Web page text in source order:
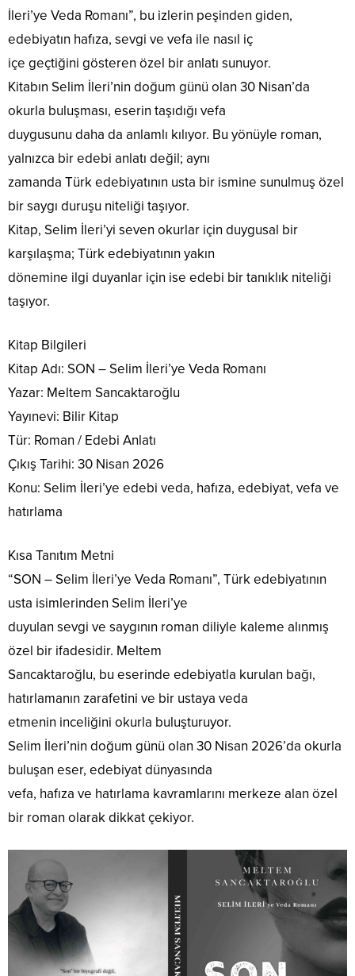
İleri’ye Veda Romanı”, bu izlerin peşinden giden,
edebiyatın hafıza, sevgi ve vefa ile nasıl iç
içe geçtiğini gösteren özel bir anlatı sunuyor.
Kitabın Selim İleri’nin doğum günü olan 30 Nisan’da
okurla buluşması, eserin taşıdığı vefa
duygusunu daha da anlamlı kılıyor. Bu yönüyle roman,
yalnızca bir edebi anlatı değil; aynı
zamanda Türk edebiyatının usta bir ismine sunulmuş özel
bir saygı duruşu niteliği taşıyor.
Kitap, Selim İleri’yi seven okurlar için duygusal bir
karşılaşma; Türk edebiyatının yakın
dönemine ilgi duyanlar için ise edebi bir tanıklık niteliği
taşıyor.
Kitap Bilgileri
Kitap Adı: SON – Selim İleri’ye Veda Romanı
Yazar: Meltem Sancaktaroğlu
Yayınevi: Bilir Kitap
Tür: Roman / Edebi Anlatı
Çıkış Tarihi: 30 Nisan 2026
Konu: Selim İleri’ye edebi veda, hafıza, edebiyat, vefa ve
hatırlama
Kısa Tanıtım Metni
“SON – Selim İleri’ye Veda Romanı”, Türk edebiyatının
usta isimlerinden Selim İleri’ye
duyulan sevgi ve saygının roman diliyle kaleme alınmış
özel bir ifadesidir. Meltem
Sancaktaroğlu, bu eserinde edebiyatla kurulan bağı,
hatırlamanın zarafetini ve bir ustaya veda
etmenin inceliğini okurla buluşturuyor.
Selim İleri’nin doğum günü olan 30 Nisan 2026’da okurla
buluşan eser, edebiyat dünyasında
vefa, hafıza ve hatırlama kavramlarını merkeze alan özel
bir roman olarak dikkat çekiyor.